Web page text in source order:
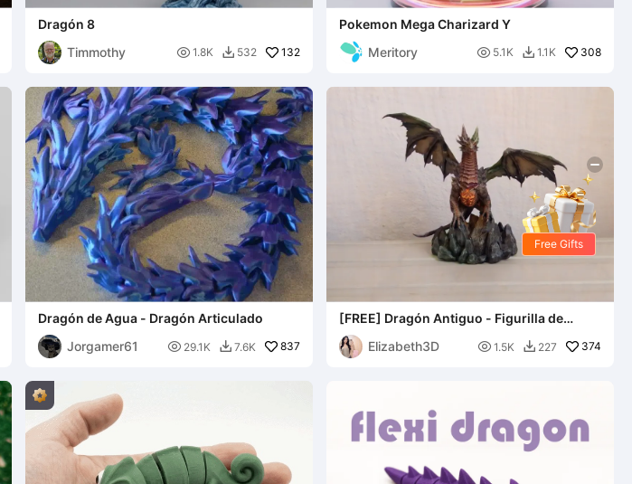
Dragón 8
Timmothy
 1.8K  532 132
Pokemon Mega Charizard Y
Meritory
 5.1K  1.1K 308
Dragón de Agua - Dragón Articulado
Jorgamer61
 29.1K  7.6K 837
[FREE] Dragón Antiguo - Figurilla de
Dragón Altamente Detallada
Elizabeth3D
 1.5K  227 374
Free Gifts